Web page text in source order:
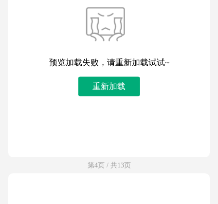
预览加载失败，请重新加载试试~
重新加载
第4页 / 共13页